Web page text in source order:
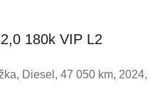
2,0 180k VIP L2
, Diesel , 47 050 km, 2024,